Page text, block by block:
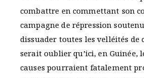
combattre en commettant son
campagne de répression
dissuader toutes les velléités de
serait oublier qu’ici, en Guinée,
causes pourraient fatalement